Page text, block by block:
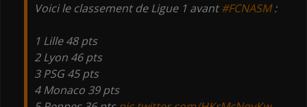
Voici le classement de Ligue 1 avant#FCNASM:
1 Lille 48 pts
2 Lyon 46 pts
3 PSG 45 pts
4 Monaco 39 pts